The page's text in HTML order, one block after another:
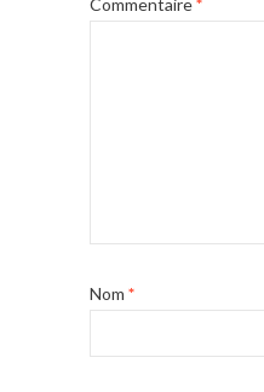
Commentaire*
Nom *